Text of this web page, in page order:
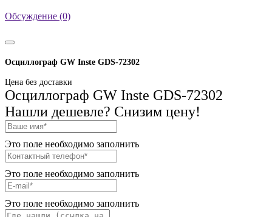
Обсуждение (0)
Осциллограф GW Inste GDS-72302
Цена без доставки
Осциллограф GW Inste GDS-72302
Нашли дешевле? Снизим цену!
Это поле необходимо заполнить
Это поле необходимо заполнить
Это поле необходимо заполнить